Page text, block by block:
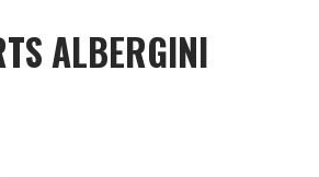
ALBERGINI